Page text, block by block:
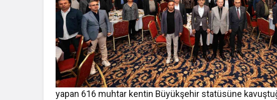
yapan 616 muhtar kentin Büyükşehir statüsüne